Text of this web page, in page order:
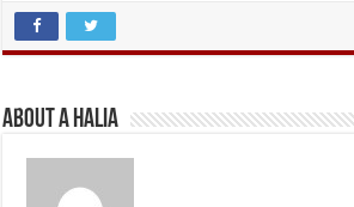
About A Halia